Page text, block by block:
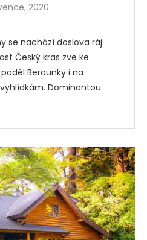
2020
se nachází doslova ráj.
Český kras zve ke
Berounky i na
Dominantou